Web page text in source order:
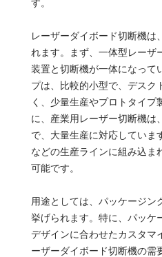
す。
レーザーダイボード切断機は
れます。まず、一体型レーザ
装置と切断機が一体になって
プは、比較的小型で、デスク
く、少量生産やプロトタイプ
に、産業用レーザー切断機は
で、大量生産に対応していま
などの生産ラインに組み込ま
可能です。
用途としては、パッケージン
挙げられます。特に、パッケ
デザインに合わせたカスタマ
ーザーダイボード切断機の需